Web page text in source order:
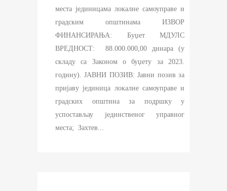
места јединицама локалне самоуправе и
градским општинама ИЗВОР
ФИНАНСИРАЊА: Буџет МДУЛС
ВРЕДНОСТ: 88.000.000,00 динара (у
складу са Законом о буџету за 2023.
годину). ЈАВНИ ПОЗИВ: Јавни позив за
пријаву јединица локалне самоуправе и
градских општина за подршку у
успостављау јединственог управног
места; Захтев...